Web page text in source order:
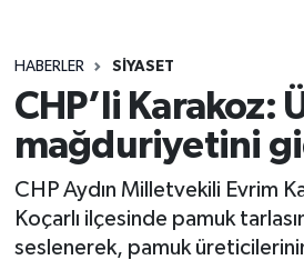
HABERLER SIYASET
CHP’li Karakoz:
mağduriyetini
CHP Aydın Milletvekili Evrim
Koçarlı ilçesinde pamuk
seslenerek, pamuk